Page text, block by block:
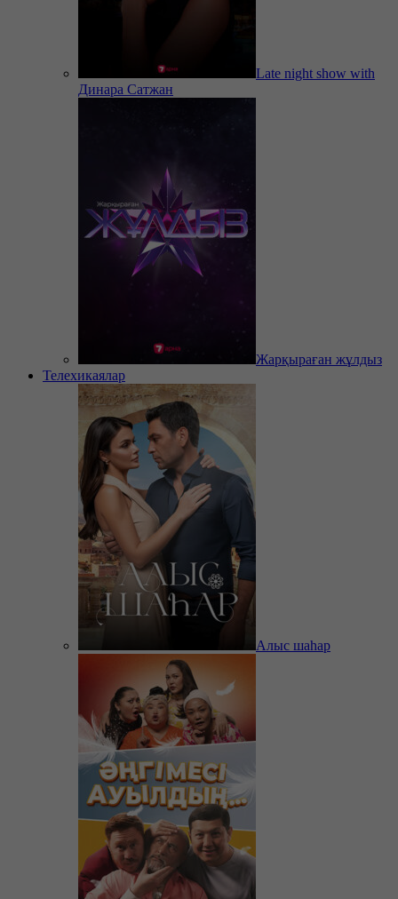
Late night show with
Динара Сатжан
Жарқыраған жұлдыз
Телехикаялар
Алыс шаһар